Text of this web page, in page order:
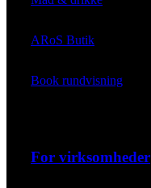
ARoS Butik
Book rundvisning
For virksomheder